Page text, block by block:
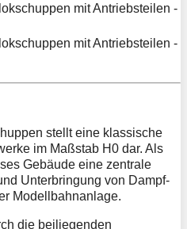
stellt eine klassische
im Maßstab H0 dar. Als
Gebäude eine zentrale
Unterbringung von Dampf-
Modellbahnanlage.
die beiliegenden